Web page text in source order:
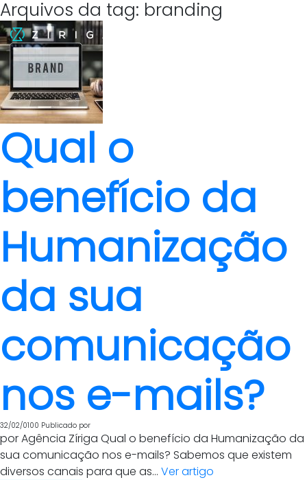
Arquivos da tag: branding
Qual o
benefício da
Humanização
da sua
comunicação
nos e-mails?
32/02/0100 Publicado por
por Agência Zíriga Qual o benefício da Humanização da
sua comunicação nos e-mails? Sabemos que existem
diversos canais para que as... Ver artigo